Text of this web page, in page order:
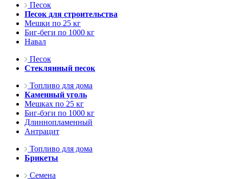
Песок
Песок для строительства
Мешки по 25 кг
Биг-беги по 1000 кг
Навал
Песок
Стеклянный песок
Топливо для дома
Каменный уголь
Мешках по 25 кг
Биг-бэги по 1000 кг
Длиннопламенный
Антрацит
Топливо для дома
Брикеты
Семена